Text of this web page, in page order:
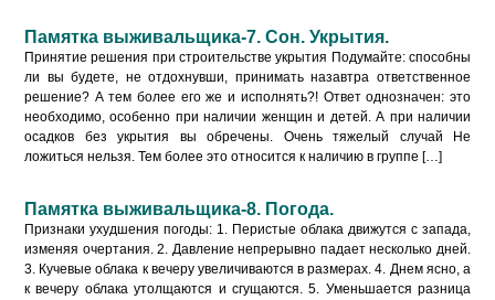
Памятка выживальщика-7. Сон. Укрытия.
Принятие решения при строительстве укрытия Подумайте: способны
ли вы будете, не отдохнувши, принимать назавтра ответственное
решение? А тем более его же и исполнять?! Ответ однозначен: это
необходимо, особенно при наличии женщин и детей. А при наличии
осадков без укрытия вы обречены. Очень тяжелый случай Не
ложиться нельзя. Тем более это относится к наличию в группе […]
Памятка выживальщика-8. Погода.
Признаки ухудшения погоды: 1. Перистые облака движутся с запада,
изменяя очертания. 2. Давление непрерывно падает несколько дней.
3. Кучевые облака к вечеру увеличиваются в размерах. 4. Днем ясно, а
к вечеру облака утолщаются и сгущаются. 5. Уменьшается разница